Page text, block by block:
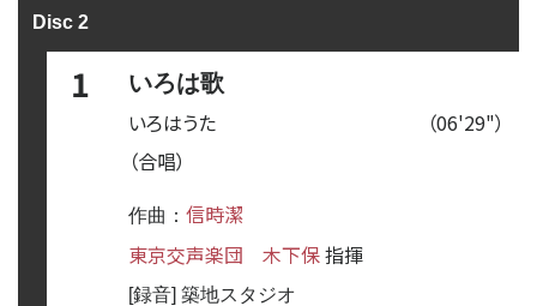
Disc 2
1 いろは歌
（06'29"）
いろはうた
（合唱）
作曲： 信時潔
東京交声楽団
木下保指揮
[録音] 築地スタジオ